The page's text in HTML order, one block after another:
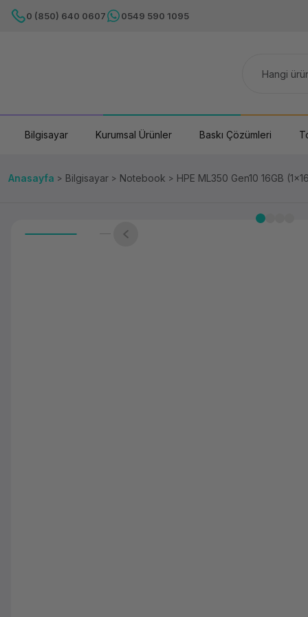
0 (850) 640 0607 0549 590 1095
Bilgisayar Kurumsal Ürünler Baskı Çözümleri
Anasayfa Bilgisayar Notebook HPE ML350 Gen10 16GB